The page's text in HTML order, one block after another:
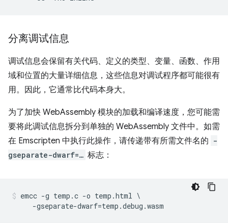
分离调试信息
调试信息会保留有关代码、定义的类型、变量、函数、作用
域和位置的大量详细信息，这些信息对调试程序都可能很有
用。因此，它通常比代码本身大。
为了加快 WebAssembly 模块的加载和编译速度，您可能需
要将此调试信息拆分到单独的 WebAssembly 文件中。如需
在 Emscripten 中执行此操作，请传递带有所需文件名的 -
gseparate-dwarf=… 标志：
emcc -g temp.c -o temp.html \